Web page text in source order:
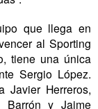
que llega en
al Sporting
tiene una única
Sergio López.
Javier Herreros,
Barrón y Jaime